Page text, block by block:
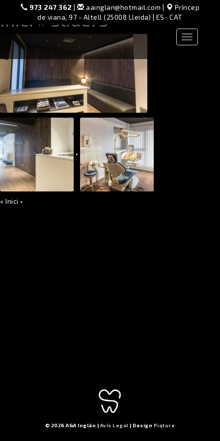
973 247 362 | aainglan@hotmail.com |
Príncep
de viana, 97 - Altell (25008 Lleida) | ES ·CAT
Toggle
navigation
Inici » slider3
•
« Inici •
© 2026 A&A Inglán | Avís Legal | Design Piqture